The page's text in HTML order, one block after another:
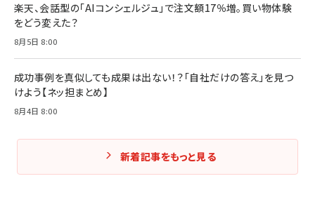
楽天、会話型の「AIコンシェルジュ」で注文額17％増。買い物体験
をどう変えた？
8月5日 8:00
成功事例を真似しても成果は出ない！？「自社だけの答え」を見つ
けよう【ネッ担まとめ】
8月4日 8:00
新着記事をもっと見る